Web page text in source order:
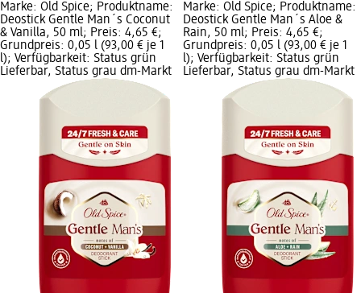
Marke: Old Spice; Produktname:
Deostick Gentle Man´s Coconut
& Vanilla, 50 ml; Preis: 4,65 €;
Grundpreis: 0,05 l (93,00 € je 1
l); Verfügbarkeit: Status grün
Lieferbar, Status grau dm-Markt
Marke: Old Spice; Produktname:
Deostick Gentle Man´s Aloe &
Rain, 50 ml; Preis: 4,65 €;
Grundpreis: 0,05 l (93,00 € je 1
l); Verfügbarkeit: Status grün
Lieferbar, Status grau dm-Markt